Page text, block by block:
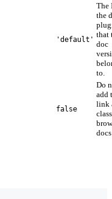
'default'
The
the
that
doc
to.
false
Do
add
link